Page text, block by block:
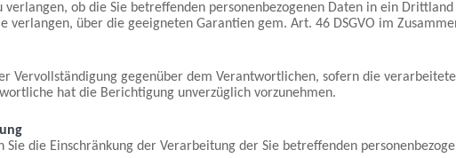
verlangen, ob die Sie betreffenden personenbezogenen Daten in ein
verlangen, über die geeigneten Garantien gem. Art. 46 DSGVO im
Vervollständigung gegenüber dem Verantwortlichen, sofern die
hat die Berichtigung unverzüglich vorzunehmen.
Sie die Einschränkung der Verarbeitung der Sie betreffenden